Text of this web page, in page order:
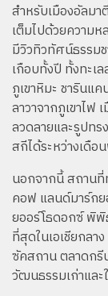
สำหรับเมืองอัลมา
เต็มไปด้วยความ
มีวิวทิวทัศน์ธรรม
เกือบทั้งปี ทั้งทะเ
ภูเขาหิมะ ชารินแ
ลาวาจากภูเขาไฟ
ลวดลายและรูปท
สกีได้ระหว่างเดื
นอกจากนี้ สถานที่
คอฟ แลนด์มาร์ก
ยออร์โธดอกซ์ พิ
ที่สุดในเอเชียกลา
ซัคสถาน ตลาดกรี
วัฒนธรรมเก่าแล